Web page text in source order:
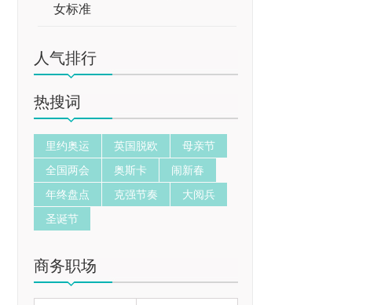
女标准
人气排行
热搜词
里约奥运 英国脱欧
母亲节
全国两会
奥斯卡
闹新春
年终盘点
克强节奏
大阅兵
圣诞节
商务职场